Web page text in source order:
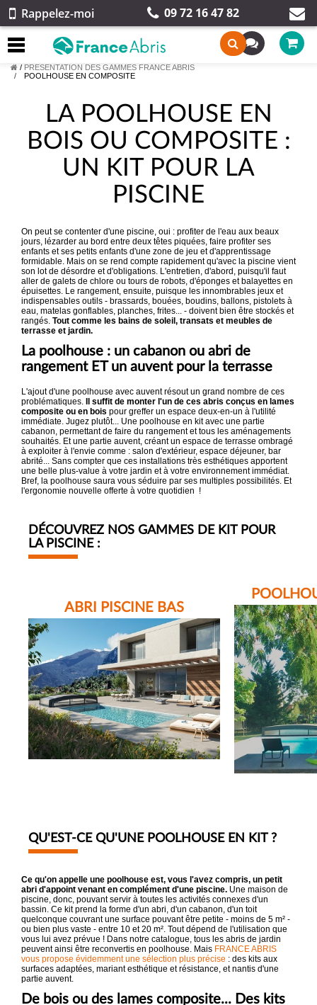
Rappelez-moi 09 72 16 47 82
/ PRESENTATION DES GAMMES FRANCE ABRIS
POOLHOUSE EN COMPOSITE
LA POOLHOUSE EN
BOIS OU COMPOSITE :
UN KIT POUR LA
PISCINE
On peut se contenter d'une piscine, oui : profiter de l'eau aux beaux
jours, lézarder au bord entre deux têtes piquées, faire profiter ses
enfants et ses petits enfants d'une zone de jeu et d'apprentissage
formidable. Mais on se rend compte rapidement qu'avec la piscine vient
son lot de désordre et d'obligations. L'entretien, d'abord, puisqu'il faut
aller de galets de chlore ou tours de robots, d'éponges et balayettes en
épuisettes. Le rangement, ensuite, puisque les innombrables jeux et
indispensables outils - brassards, bouées, boudins, ballons, pistolets à
eau, matelas gonflables, planches, frites... - doivent bien être stockés et
rangés. Tout comme les bains de soleil, transats et meubles de
terrasse et jardin.
La poolhouse : un cabanon ou abri de
rangement ET un auvent pour la terrasse
L'ajout d'une poolhouse avec auvent résout un grand nombre de ces
problématiques. Il suffit de monter l'un de ces abris conçus en lames
composite ou en bois pour greffer un espace deux-en-un à l'utilité
immédiate. Jugez plutôt... Une poolhouse en kit avec une partie
cabanon, permettant de faire du rangement et tous les aménagements
souhaités. Et une partie auvent, créant un espace de terrasse ombragé
à exploiter à l'envie comme : salon d'extérieur, espace déjeuner, bar
abrité... Sans compter que ces installations très esthétiques apportent
une belle plus-value à votre jardin et à votre environnement immédiat.
Bref, la poolhouse saura vous séduire par ses multiples possibilités. Et
l'ergonomie nouvelle offerte à votre quotidien !
DÉCOUVREZ NOS GAMMES DE KIT POUR
LA PISCINE :
ABRI PISCINE BAS
QU'EST-CE QU'UNE POOLHOUSE EN KIT ?
Ce qu'on appelle une poolhouse est, vous l'avez compris, un petit
abri d'appoint venant en complément d'une piscine. Une maison de
piscine, donc, pouvant servir à toutes les activités connexes d'un
bassin. Ce kit prend la forme d'un abri, d'un cabanon, d'un toit
quelconque couvrant une surface pouvant être petite - moins de 5 m² -
ou bien plus vaste - entre 10 et 20 m². Tout dépend de l'utilisation que
vous lui avez prévue ! Dans notre catalogue, tous les abris de jardin
peuvent ainsi être reconvertis en poolhouse. Mais FRANCE ABRIS
vous propose évidemment une sélection plus précise : des kits aux
surfaces adaptées, mariant esthétique et résistance, et nantis d'une
partie auvent.
De bois ou des lames composite... Des kits